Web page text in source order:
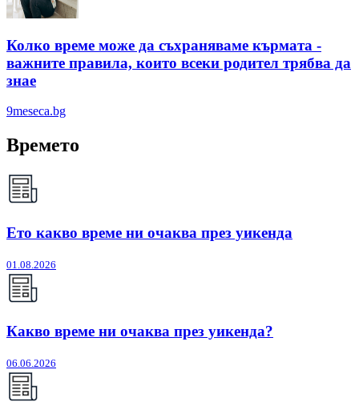
Колко време може да съхраняваме кърмата -
важните правила, които всеки родител трябва да
знае
9meseca.bg
Времето
Ето какво време ни очаква през уикенда
01.08.2026
Какво време ни очаква през уикенда?
06.06.2026